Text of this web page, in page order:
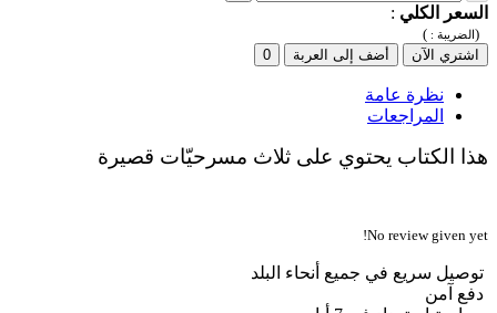
السعر الكلي :
(الضريبة : )
اشتري الآن
أضف إلى العربة 0
نظرة عامة
المراجعات
هذا الكتاب يحتوي على ثلاث مسرحيّات قصيرة
No review given yet!
توصيل سريع في جميع أنحاء البلد
دفع آمن